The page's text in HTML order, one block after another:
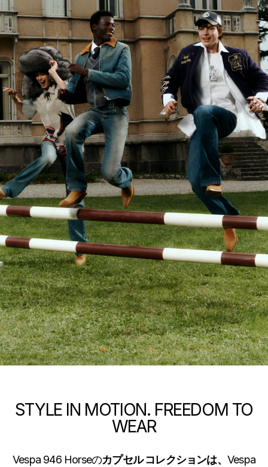
STYLE IN MOTION. FREEDOM TO
WEAR
Vespa 94​​6 Horseのカプセル コレクションは、 Vespa